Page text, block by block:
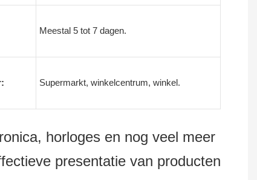
Meestal 5 tot 7 dagen.
Supermarkt, winkelcentrum, winkel.
horloges en nog veel meer
presentatie van producten